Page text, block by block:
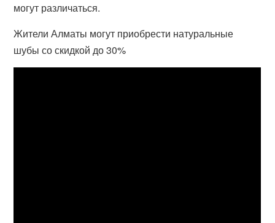
могут различаться.
Жители Алматы могут приобрести натуральные
шубы со скидкой до 30%